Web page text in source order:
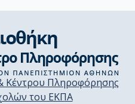
Κέντρου Πληροφόρησης
του ΕΚΠΑ